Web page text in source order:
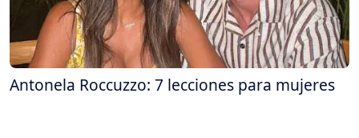
Antonela Roccuzzo: 7 lecciones para mujeres